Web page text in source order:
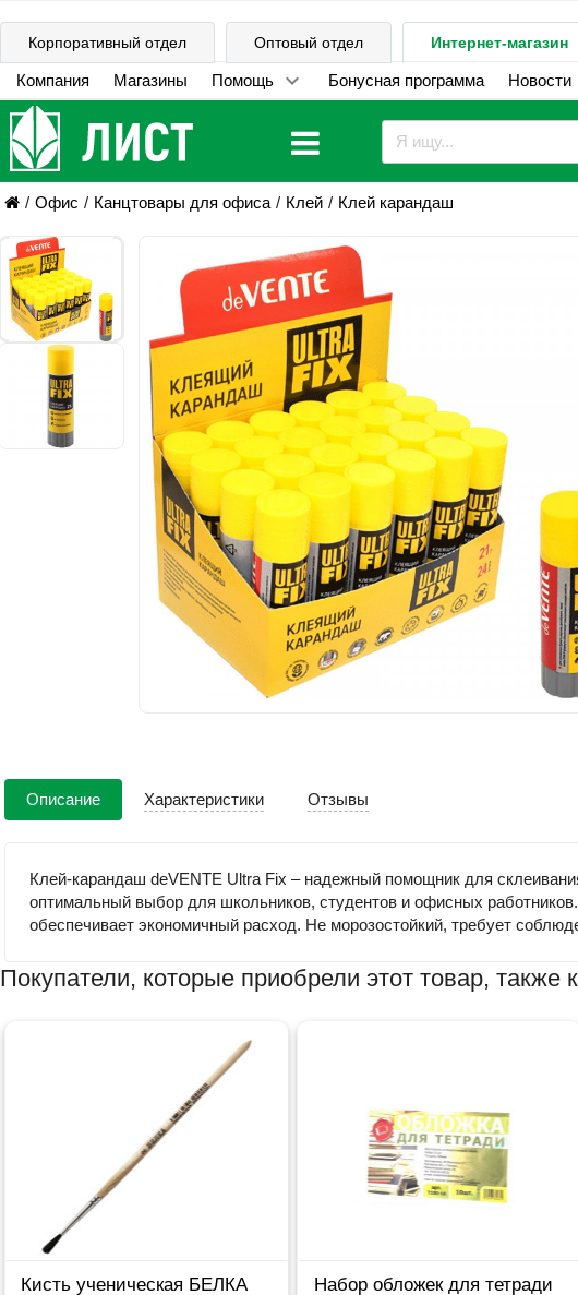
Корпоративный отдел Оптовый отдел Интернет-магазин
Компания Магазины Помощь Бонусная программа Новости
Офис Канцтовары для офиса Клей Клей карандаш
Описание Характеристики Отзывы
Клей-карандаш deVENTE Ultra Fix – надежный помощник для
оптимальный выбор для школьников, студентов и офисных
обеспечивает экономичный расход. Не морозостойкий, требует
Покупатели, которые приобрели этот товар, также
Кисть ученическая БЕЛКА
Набор обложек для тетради